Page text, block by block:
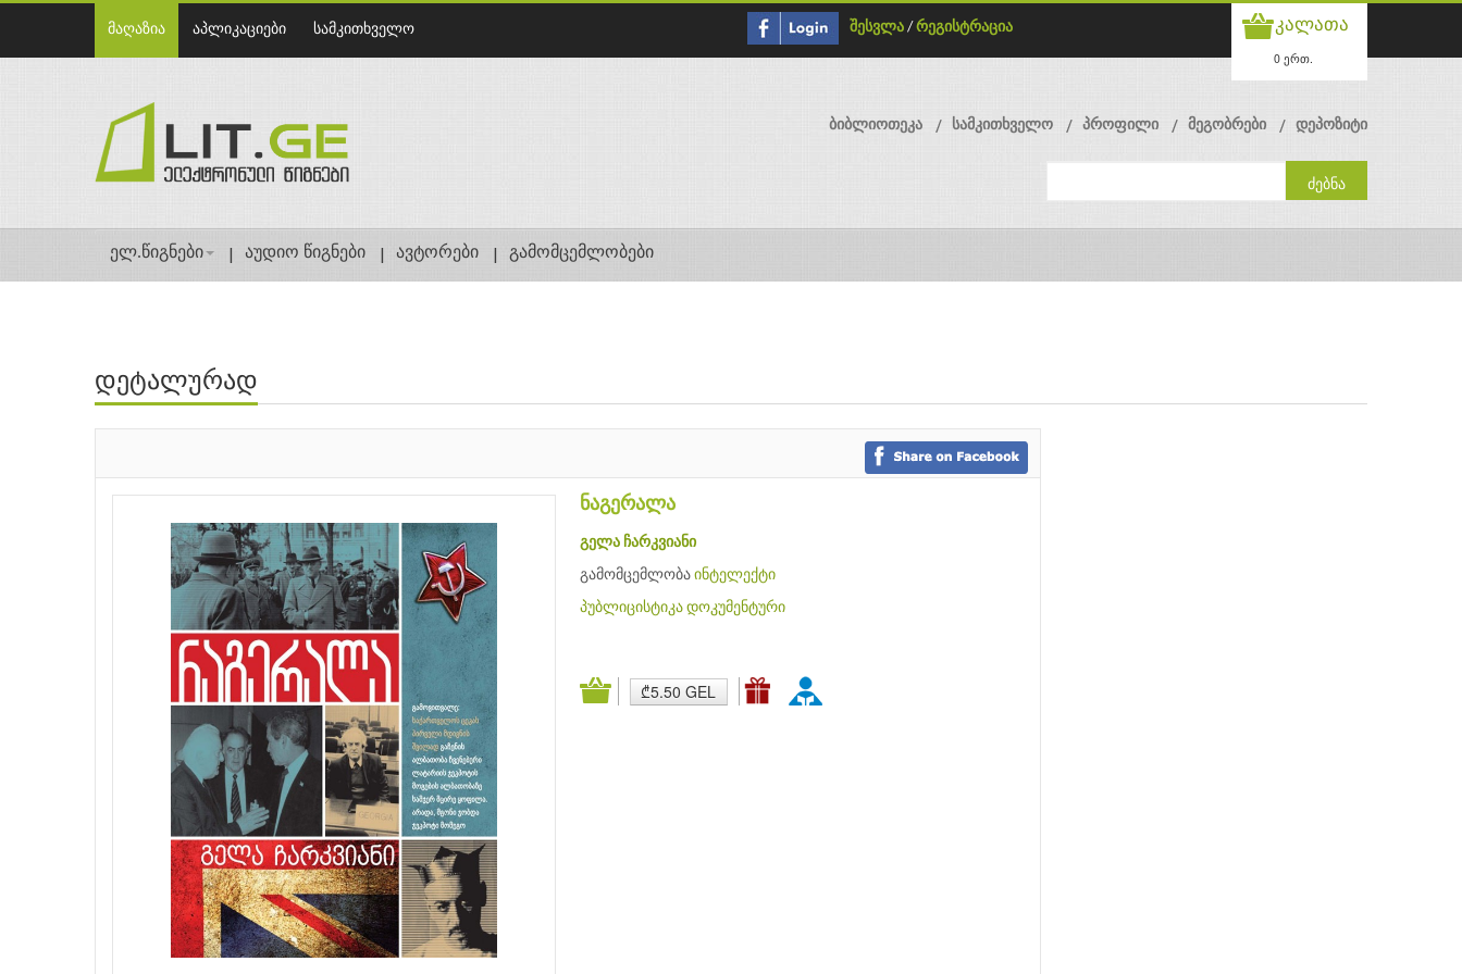
მაღაზია აპლიკაციები სამკითხველო შესვლა / რეგისტრაცია კალათა
0 ერთ.
ბიბლიოთეკა სამკითხველო პროფილი მეგობრები დეპოზიტი
ელ.წიგნები აუდიო წიგნები ავტორები გამომცემლობები
დეტალურად
ნაგერალა
გელა ჩარკვიანი
გამომცემლობა ინტელექტი
პუბლიცისტიკა დოკუმენტური
₾5.50 GEL